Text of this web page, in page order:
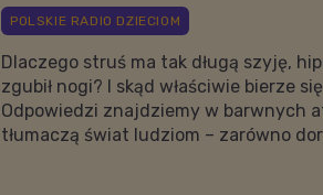
Dlaczego struś ma tak długą szyję,
zgubił nogi? I skąd właściwie bierze
Odpowiedzi znajdziemy w barwnych
tłumaczą świat ludziom – zarówno